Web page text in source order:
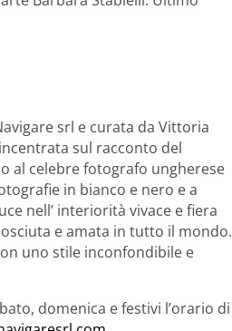
srl e curata da Vittoria
sul racconto del
al celebre fotografo ungherese
in bianco e nero e a
nell’ interiorità vivace e fiera
e amata in tutto il mondo.
uno stile inconfondibile e
domenica e festivi l’orario di